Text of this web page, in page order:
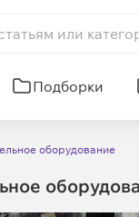
Подборки
оборудование